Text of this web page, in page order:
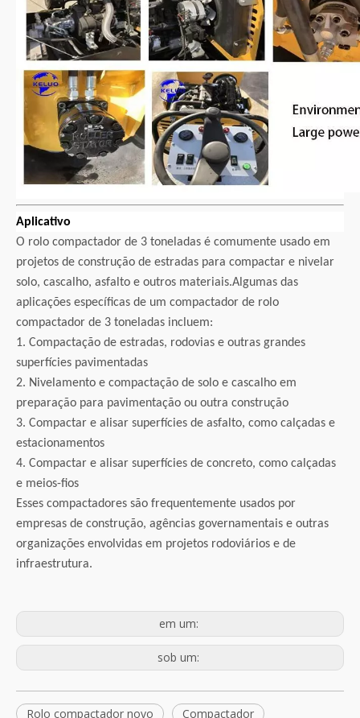
Aplicativo
O rolo compactador de 3 toneladas é comumente usado em
projetos de construção de estradas para compactar e nivelar
solo, cascalho, asfalto e outros materiais.Algumas das
aplicações específicas de um compactador de rolo
compactador de 3 toneladas incluem:
1. Compactação de estradas, rodovias e outras grandes
superfícies pavimentadas
2. Nivelamento e compactação de solo e cascalho em
preparação para pavimentação ou outra construção
3. Compactar e alisar superfícies de asfalto, como calçadas e
estacionamentos
4. Compactar e alisar superfícies de concreto, como calçadas
e meios-fios
Esses compactadores são frequentemente usados ​​por
empresas de construção, agências governamentais e outras
organizações envolvidas em projetos rodoviários e de
infraestrutura.
em um:
sob um:
Rolo compactador novo
Compactador